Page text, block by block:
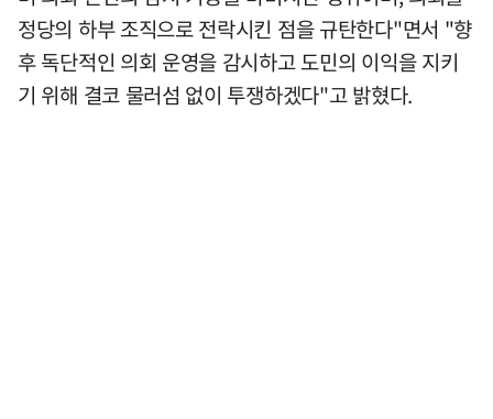
정당의 하부 조직으로 전락시킨 점을 규탄한다"면서 "향
후 독단적인 의회 운영을 감시하고 도민의 이익을 지키
기 위해 결코 물러섬 없이 투쟁하겠다"고 밝혔다.